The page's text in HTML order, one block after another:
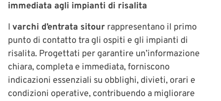
immediata agli impianti di risalita
I varchi d’entrata sitour rappresentano il primo
punto di contatto tra gli ospiti e gli impianti di
risalita. Progettati per garantire un’informazione
chiara, completa e immediata, forniscono
indicazioni essenziali su obblighi, divieti, orari e
condizioni operative, contribuendo a migliorare